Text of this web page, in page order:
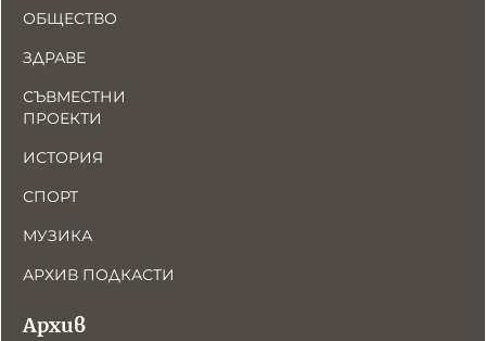
ОБЩЕСТВО
ЗДРАВЕ
СЪВМЕСТНИ
ПРОЕКТИ
ИСТОРИЯ
СПОРТ
МУЗИКА
АРХИВ ПОДКАСТИ
Архив